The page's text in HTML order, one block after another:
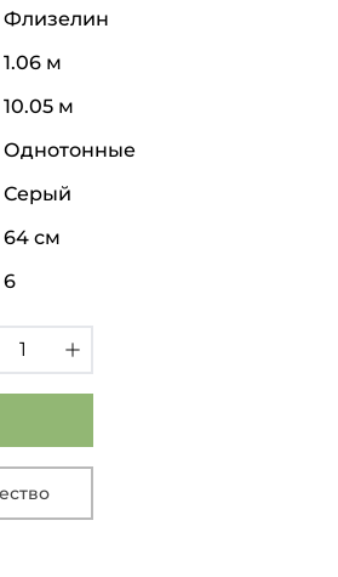
Флизелин
1.06 м
10.05 м
Однотонные
Серый
64 см
6